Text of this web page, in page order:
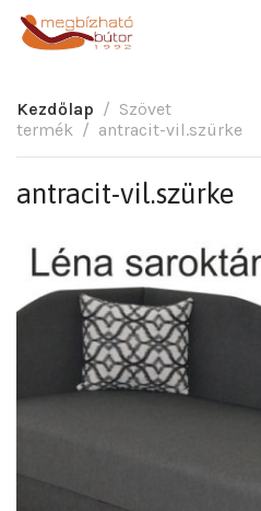
Kezdőlap
Szövet
termék
antracit-vil.szürke
antracit-vil.szürke